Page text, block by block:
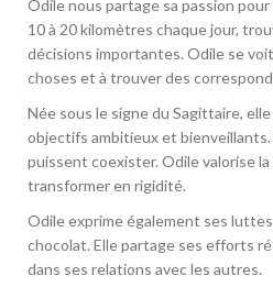
Odile nous partage sa passion
10 à 20 kilomètres chaque jour,
décisions importantes. Odile se
choses et à trouver des
Née sous le signe du Sagittaire,
objectifs ambitieux et bienveillants.
puissent coexister. Odile valorise
transformer en rigidité.
Odile exprime également ses
chocolat. Elle partage ses efforts
dans ses relations avec les autres.